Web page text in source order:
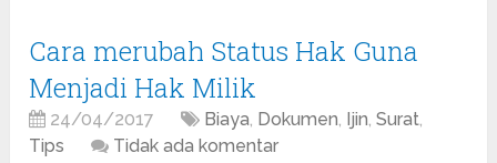
Cara merubah Status Hak Guna
Menjadi Hak Milik
24/04/2017 Biaya, Dokumen, Ijin,Surat,
Tips
Tidak ada komentar